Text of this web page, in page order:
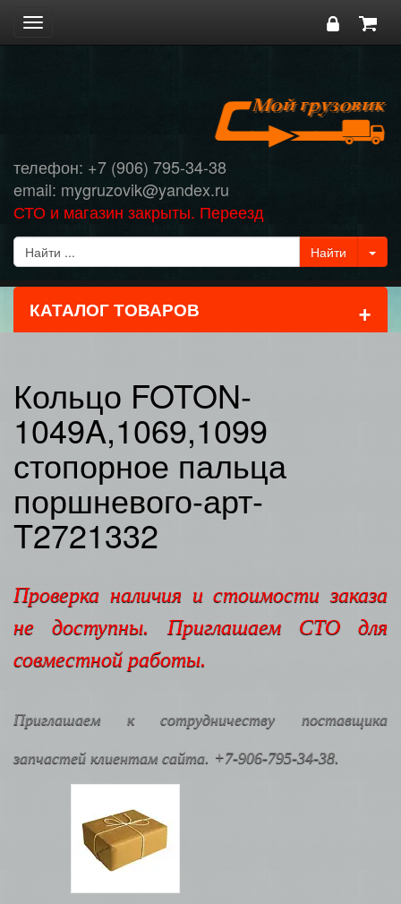
Toggle
navigation
телефон: +7 (906) 795-34-38
email: mygruzovik@yandex.ru
СТО и магазин закрыты. Переезд
КАТАЛОГ ТОВАРОВ +
Кольцо FOTON-
1049A,1069,1099
стопорное пальца
поршневого-арт-
T2721332
Проверка наличия и стоимости заказа
не доступны. Приглашаем СТО для
совместной работы.
Приглашаем к сотрудничеству поставщика
запчастей клиентам сайта. +7-906-795-34-38.